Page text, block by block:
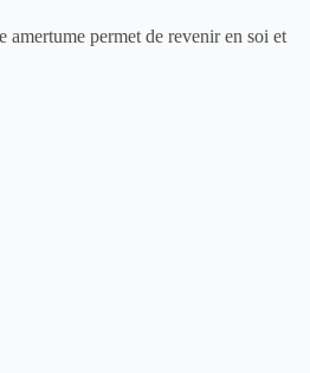
amertume permet de revenir en soi et